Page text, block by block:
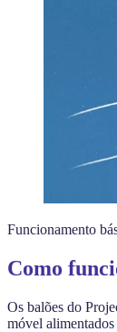
Funcionamento
Como
Os balões do
móvel